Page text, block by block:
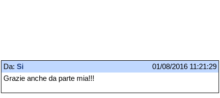
Da: Si
01/08/2016 11:21:29
Grazie anche da parte mia!!!